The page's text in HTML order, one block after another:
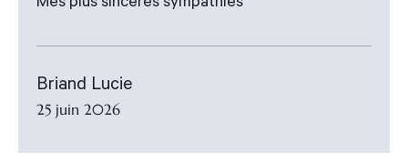
Mes plus sincères sympathies
Briand Lucie
25 juin 2026